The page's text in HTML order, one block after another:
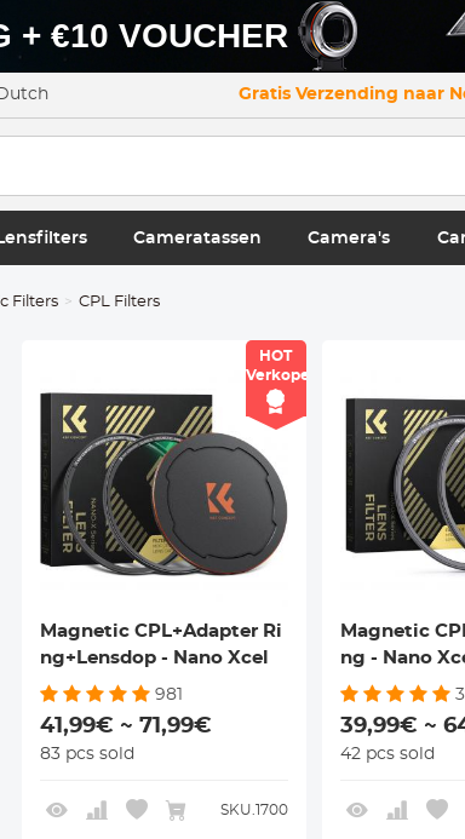
+ €10 VOUCHER
Gratis Verzending naar
Lensfilters Cameratassen Camera's
Filters CPL Filters
HOT
Verkoper
Magnetic CPL+Adapter Ri
ng+Lensdop - Nano Xcel
981
41,99€ ~ 71,99€
83 pcs sold
SKU.1700
Magnetic
ng - Nano
39,99€ ~
42 pcs sold